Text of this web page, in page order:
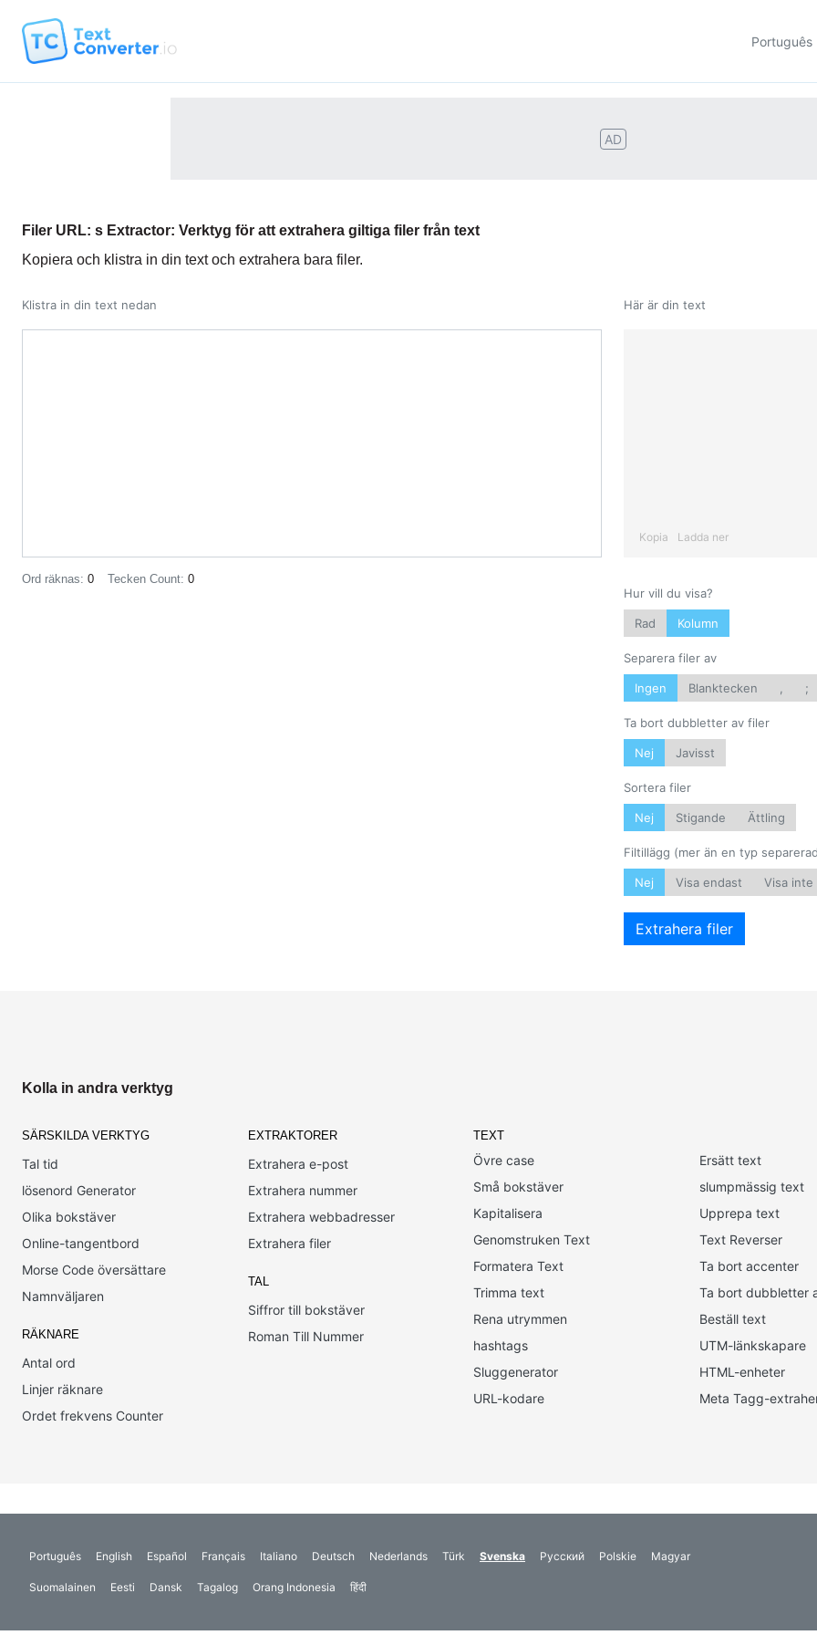
Português
AD
Filer URL: s Extractor: Verktyg för att extrahera giltiga filer från text
Kopiera och klistra in din text och extrahera bara filer.
Klistra in din text nedan
Ord räknas: 0 Tecken Count: 0
Här är din text
Kopia Ladda ner
Hur vill du visa?
Rad Kolumn
Separera filer av
Ingen Blanktecken ;
Ta bort dubbletter av filer
Nej Javisst
Sortera filer
Nej Stigande Ättling
Filtillägg (mer än en typ
Nej Visa endast Visa inte
Extrahera filer
Kolla in andra verktyg
SÄRSKILDA VERKTYG
Tal tid
lösenord Generator
Olika bokstäver
Online-tangentbord
Morse Code översättare
Namnväljaren
RÄKNARE
Antal ord
Linjer räknare
Ordet frekvens Counter
EXTRAKTORER
Extrahera e-post
Extrahera nummer
Extrahera webbadresser
Extrahera filer
TAL
Siffror till bokstäver
Roman Till Nummer
TEXT
Övre case
Små bokstäver
Kapitalisera
Genomstruken Text
Formatera Text
Trimma text
Rena utrymmen
hashtags
Sluggenerator
URL-kodare
Ersätt text
slumpmässig text
Upprepa text
Text Reverser
Ta bort accenter
Ta bort dubbletter
Beställ text
UTM-länkskapare
HTML-enheter
Meta Tagg-
Português English Español Français Italiano Deutsch Nederlands Türk Svenska Русский Polskie Magyar
Suomalainen Eesti Dansk Tagalog Orang Indonesia हिंदी